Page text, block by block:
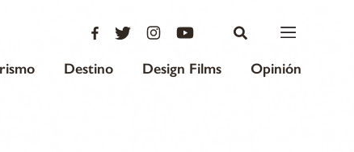
Destino Design Films Opinión